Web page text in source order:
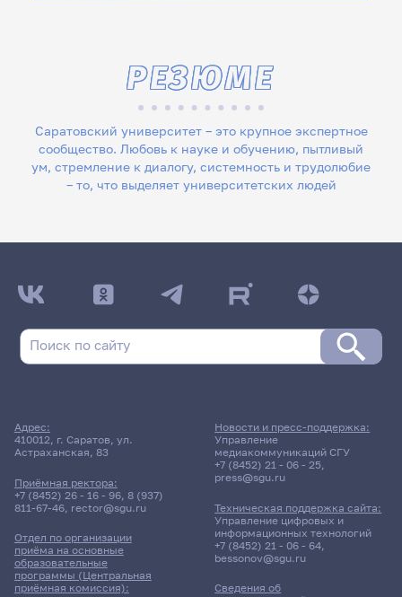
Саратовский университет – это крупное экспертное
сообщество. Любовь к науке и обучению, пытливый
ум, стремление к диалогу, системность и трудолюбие
– то, что выделяет университетских людей
РЕЗЮМЕ
Адрес:
410012, г. Саратов, ул.
Астраханская, 83
Приёмная ректора:
+7 (8452) 26 - 16 - 96, 8 (937)
811-67-46, rector@sgu.ru
Отдел по организации
приёма на основные
образовательные
программы (Центральная
приёмная комиссия):
Сведения об
Новости и пресс-поддержка:
Управление
медиакоммуникаций СГУ
+7 (8452) 21 - 06 - 25,
press@sgu.ru
Техническая поддержка сайта:
Управление цифровых и
информационных технологий
+7 (8452) 21 - 06 - 64,
bessonov@sgu.ru